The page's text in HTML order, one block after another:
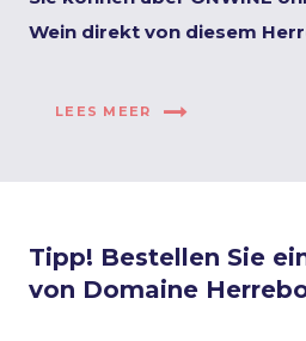
Wein direkt von diesem
LEES MEER
Tipp! Bestellen Sie
von Domaine